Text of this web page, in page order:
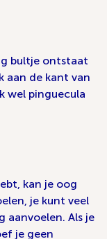
bultje ontstaat
de kant van
wel pinguecula
kan je oog
je kunt veel
aanvoelen. Als je
je geen